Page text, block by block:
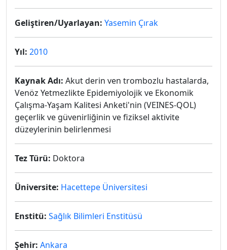
Geliştiren/Uyarlayan: Yasemin Çırak
Yıl: 2010
Kaynak Adı: Akut derin ven trombozlu hastalarda,
Venöz Yetmezlikte Epidemiyolojik ve Ekonomik
Çalışma-Yaşam Kalitesi Anketi'nin (VEINES-QOL)
geçerlik ve güvenirliğinin ve fiziksel aktivite
düzeylerinin belirlenmesi
Tez Türü: Doktora
Üniversite: Hacettepe Üniversitesi
Enstitü: Sağlık Bilimleri Enstitüsü
Şehir: Ankara